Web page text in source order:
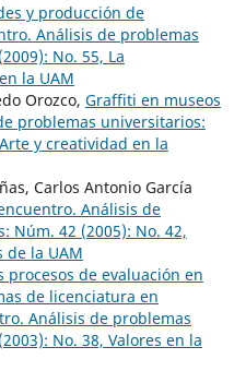
y producción de
Análisis de problemas
No. 55, La
la UAM
Orozco, Graffiti en museos
problemas universitarios:
y creatividad en la
Carlos Antonio García
Análisis de
Núm. 42 (2005): No. 42,
de la UAM
procesos de evaluación en
de licenciatura en
Análisis de problemas
No. 38, Valores en la